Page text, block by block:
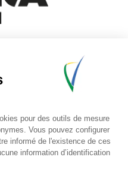
de